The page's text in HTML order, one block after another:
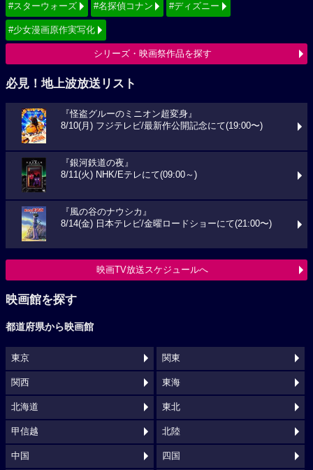
#スターウォーズ #名探偵コナン #ディズニー
#少女漫画原作実写化
シリーズ・映画祭作品を探す
必見！地上波放送リスト
『怪盗グルーのミニオン超変身』
8/10(月) フジテレビ/最新作公開記念にて(19:00〜)
『銀河鉄道の夜』
8/11(火) NHK/Eテレにて(09:00～)
『風の谷のナウシカ』
8/14(金) 日本テレビ/金曜ロードショーにて(21:00〜)
映画TV放送スケジュールへ
映画館を探す
都道府県から映画館
東京 関東
関西 東海
北海道 東北
甲信越 北陸
中国 四国